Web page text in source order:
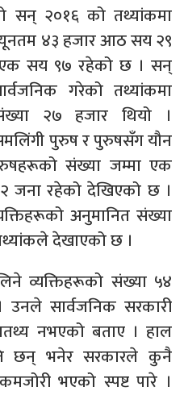
सन् २०१६ को तथ्यांकमा
४३ हजार आठ सय २९
सय ९७ रहेको छ । सन्
गरेको तथ्यांकमा
२७ हजार थियो ।
पुरुष र पुरुषसँग यौन
संख्या जम्मा एक
रहेको देखिएको छ ।
अनुमानित संख्या
देखाएको छ ।
व्यक्तिहरूको संख्या ५४
उनले सार्वजनिक सरकारी
नभएको बताए । हाल
छन् भनेर सरकारले कुनै
भएको स्पष्ट पारे ।